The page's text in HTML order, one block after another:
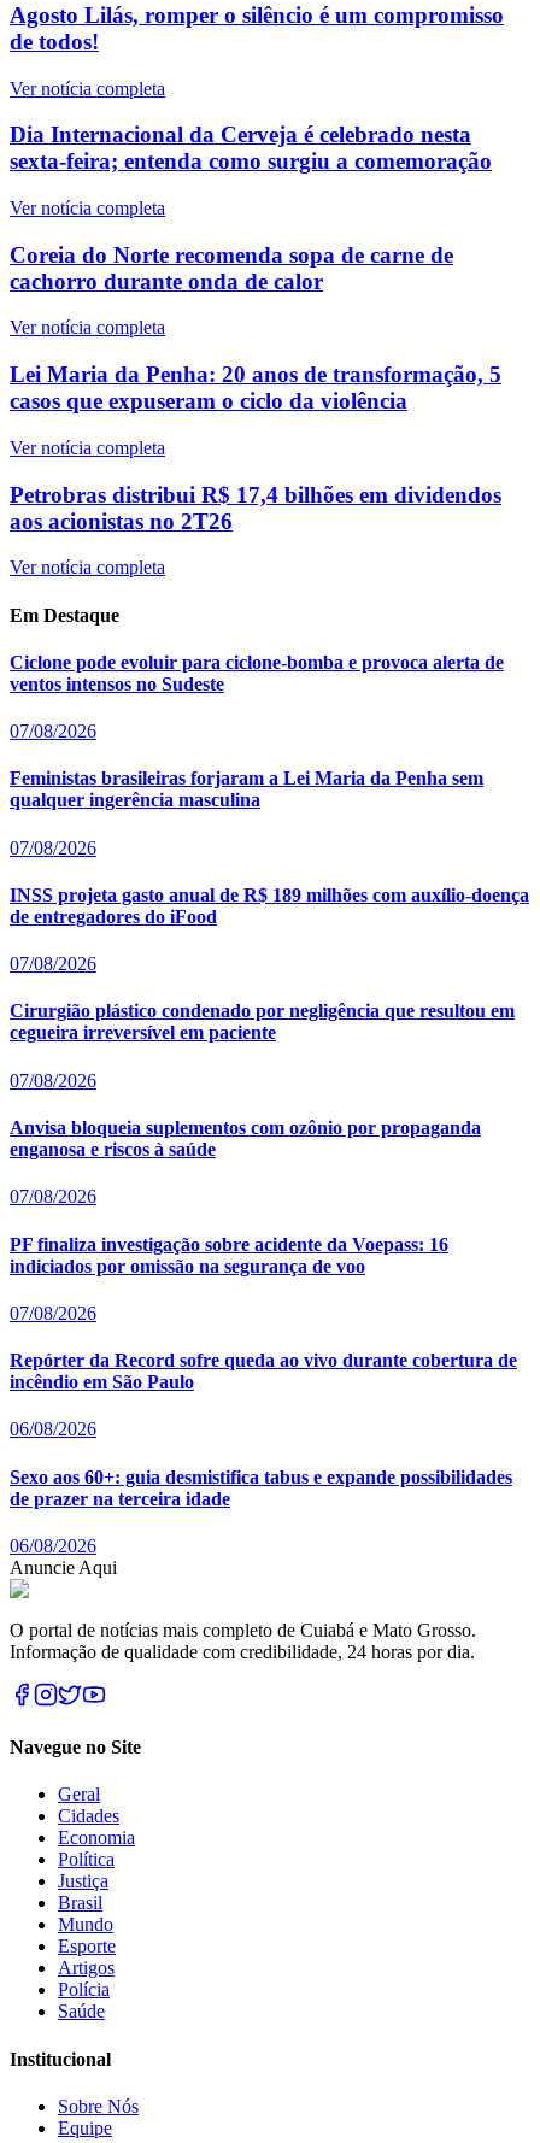
Agosto Lilás, romper o silêncio é um compromisso
de todos!
Ver notícia completa
Dia Internacional da Cerveja é celebrado nesta
sexta-feira; entenda como surgiu a comemoração
Ver notícia completa
Coreia do Norte recomenda sopa de carne de
cachorro durante onda de calor
Ver notícia completa
Lei Maria da Penha: 20 anos de transformação, 5
casos que expuseram o ciclo da violência
Ver notícia completa
Petrobras distribui R$ 17,4 bilhões em dividendos
aos acionistas no 2T26
Ver notícia completa
Em Destaque
Ciclone pode evoluir para ciclone-bomba e provoca alerta de
ventos intensos no Sudeste
07/08/2026
Feministas brasileiras forjaram a Lei Maria da Penha sem
qualquer ingerência masculina
07/08/2026
INSS projeta gasto anual de R$ 189 milhões com auxílio-doença
de entregadores do iFood
07/08/2026
Cirurgião plástico condenado por negligência que resultou em
cegueira irreversível em paciente
07/08/2026
Anvisa bloqueia suplementos com ozônio por propaganda
enganosa e riscos à saúde
07/08/2026
PF finaliza investigação sobre acidente da Voepass: 16
indiciados por omissão na segurança de voo
07/08/2026
Repórter da Record sofre queda ao vivo durante cobertura de
incêndio em São Paulo
06/08/2026
Sexo aos 60+: guia desmistifica tabus e expande possibilidades
de prazer na terceira idade
06/08/2026
Anuncie Aqui
O portal de notícias mais completo de Cuiabá e Mato Grosso.
Informação de qualidade com credibilidade, 24 horas por dia.
Navegue no Site
Geral
Cidades
Economia
Política
Justiça
Brasil
Mundo
Esporte
Artigos
Polícia
Saúde
Institucional
Sobre Nós
Equipe